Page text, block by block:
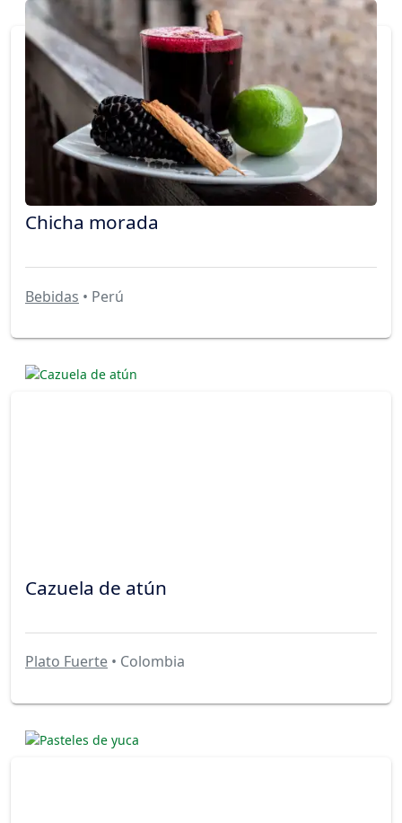
Chicha morada
Bebidas • Perú
Cazuela de atún
Plato Fuerte • Colombia